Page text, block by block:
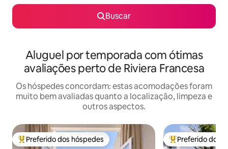
Buscar
Aluguel por temporada com ótimas
avaliações perto de Riviera Francesa
Os hóspedes concordam: estas acomodações foram
muito bem avaliadas quanto a localização, limpeza e
outros aspectos.
Entre os melhores preferidos dos hóspedes
Preferido dos hóspedes Entre os
Preferido dos